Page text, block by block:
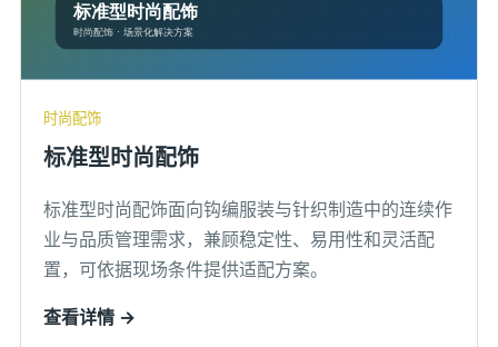
时尚配饰
标准型时尚配饰
标准型时尚配饰面向钩编服装与针织制造中的连续作
业与品质管理需求，兼顾稳定性、易用性和灵活配
置，可依据现场条件提供适配方案。
查看详情 →